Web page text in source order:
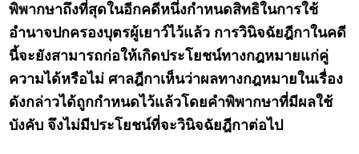
พิพากษาถึงที่สุดในอีกคดีหนึ่งกำหนดสิทธิในการใช้
อำนาจปกครองบุตรผู้เยาว์ไว้แล้ว การวินิจฉัยฎีกาในคดี
นี้จะยังสามารถก่อให้เกิดประโยชน์ทางกฎหมายแก่คู่
ความได้หรือไม่ ศาลฎีกาเห็นว่าผลทางกฎหมายในเรื่อง
ดังกล่าวได้ถูกกำหนดไว้แล้วโดยคำพิพากษาที่มีผลใช้
บังคับ จึงไม่มีประโยชน์ที่จะวินิจฉัยฎีกาต่อไป